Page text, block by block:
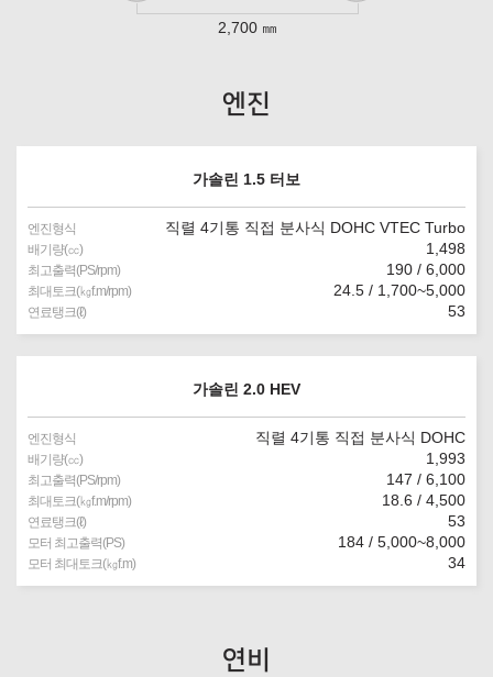
2,700 ㎜
엔진
가솔린 1.5 터보
엔진형식 직렬 4기통 직접 분사식 DOHC VTEC Turbo
배기량(㏄) 1,498
최고출력(PS/rpm) 190 / 6,000
최대토크(㎏f.m/rpm) 24.5 / 1,700~5,000
연료탱크(ℓ) 53
가솔린 2.0 HEV
엔진형식 직렬 4기통 직접 분사식 DOHC
배기량(㏄) 1,993
최고출력(PS/rpm) 147 / 6,100
최대토크(㎏f.m/rpm) 18.6 / 4,500
연료탱크(ℓ) 53
모터 최고출력(PS) 184 / 5,000~8,000
모터 최대토크(㎏f.m) 34
연비